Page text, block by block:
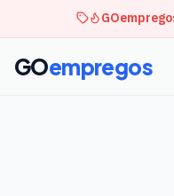
GOempregos